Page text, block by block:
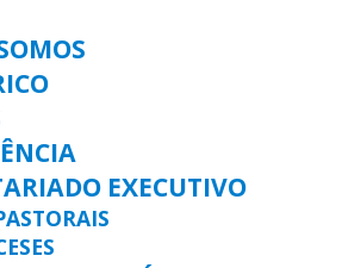
EXECUTIVO